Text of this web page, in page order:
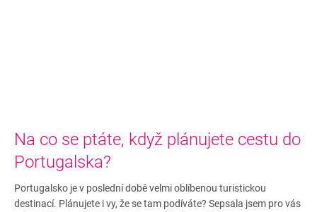
Na co se ptáte, když plánujete cestu do
Portugalska?
Portugalsko je v poslední době velmi oblíbenou turistickou
destinací. Plánujete i vy, že se tam podíváte? Sepsala jsem pro vás